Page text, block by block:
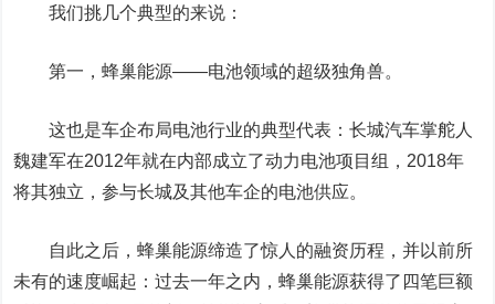
我们挑几个典型的来说：
第一，蜂巢能源——电池领域的超级独角兽。
这也是车企布局电池行业的典型代表：长城汽车掌舵人
魏建军在2012年就在内部成立了动力电池项目组，2018年
将其独立，参与长城及其他车企的电池供应。
自此之后，蜂巢能源缔造了惊人的融资历程，并以前所
未有的速度崛起：过去一年之内，蜂巢能源获得了四笔巨额